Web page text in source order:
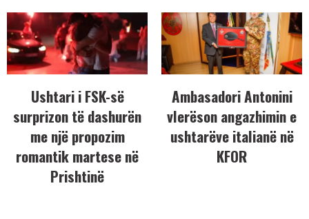
Ushtari i FSK-së
surprizon të dashurën
me një propozim
romantik martese në
Prishtinë
Ambasadori Antonini
vlerëson angazhimin e
ushtarëve italianë në
KFOR